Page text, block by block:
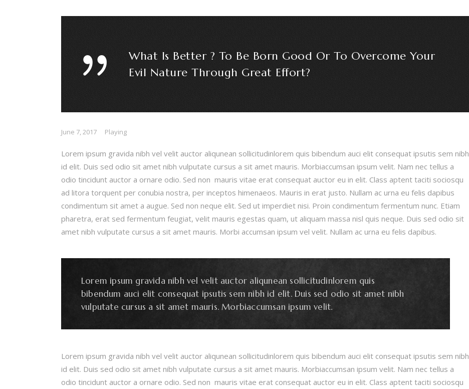
What Is Better ? To Be Born Good Or To Overcome Your
Evil Nature Through Great Effort?
June 7, 2017 Playing
Lorem ipsum gravida nibh vel velit auctor aliqunean sollicitudinlorem quis bibendum auci elit consequat ipsutis sem nibh
id elit. Duis sed odio sit amet nibh vulputate cursus a sit amet mauris. Morbiaccumsan ipsum velit. Nam nec tellus a
odio tincidunt auctor a ornare odio. Sed non mauris vitae erat consequat auctor eu in elit. Class aptent taciti sociosqu
ad litora torquent per conubia nostra, per inceptos himenaeos. Mauris in erat justo. Nullam ac urna eu felis dapibus
condimentum sit amet a augue. Sed non neque elit. Sed ut imperdiet nisi. Proin condimentum fermentum nunc. Etiam
pharetra, erat sed fermentum feugiat, velit mauris egestas quam, ut aliquam massa nisl quis neque. Duis sed odio sit
amet nibh vulputate cursus a sit amet mauris. Morbi accumsan ipsum vel velit. Nullam ac urna eu felis dapibus.
Lorem ipsum gravida nibh vel velit auctor aliqunean sollicitudinlorem quis
bibendum auci elit consequat ipsutis sem nibh id elit. Duis sed odio sit amet nibh
vulputate cursus a sit amet mauris. Morbiaccumsan ipsum velit.
Lorem ipsum gravida nibh vel velit auctor aliqunean sollicitudinlorem quis bibendum auci elit consequat ipsutis sem nibh
id elit. Duis sed odio sit amet nibh vulputate cursus a sit amet mauris. Morbiaccumsan ipsum velit. Nam nec tellus a
odio tincidunt auctor a ornare odio. Sed non mauris vitae erat consequat auctor eu in elit. Class aptent taciti sociosqu